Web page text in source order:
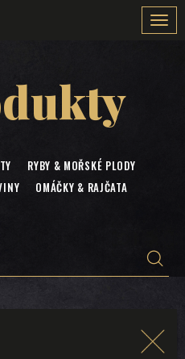
RYBY & MOŘSKÉ PLODY
OMÁČKY & RAJČATA